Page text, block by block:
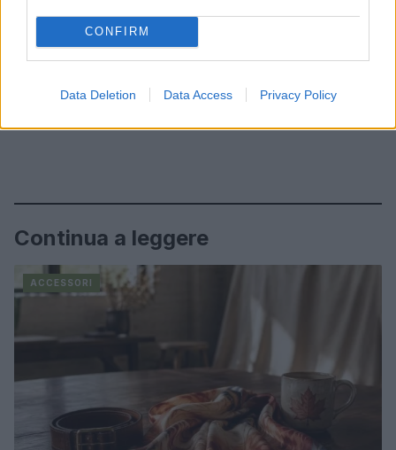
CONFIRM
Data Deletion Data Access Privacy Policy
Continua a leggere
ACCESSORI